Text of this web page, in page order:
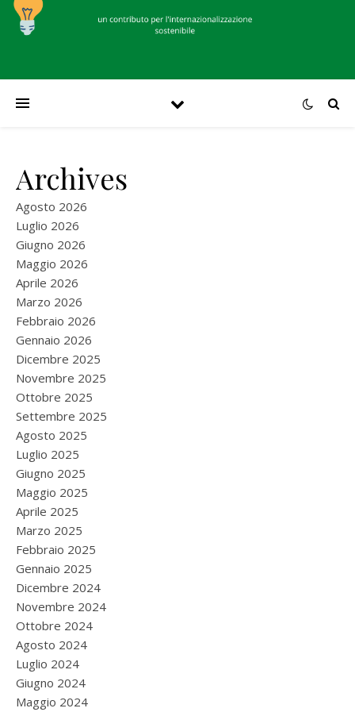
Archives
Agosto 2026
Luglio 2026
Giugno 2026
Maggio 2026
Aprile 2026
Marzo 2026
Febbraio 2026
Gennaio 2026
Dicembre 2025
Novembre 2025
Ottobre 2025
Settembre 2025
Agosto 2025
Luglio 2025
Giugno 2025
Maggio 2025
Aprile 2025
Marzo 2025
Febbraio 2025
Gennaio 2025
Dicembre 2024
Novembre 2024
Ottobre 2024
Agosto 2024
Luglio 2024
Giugno 2024
Maggio 2024